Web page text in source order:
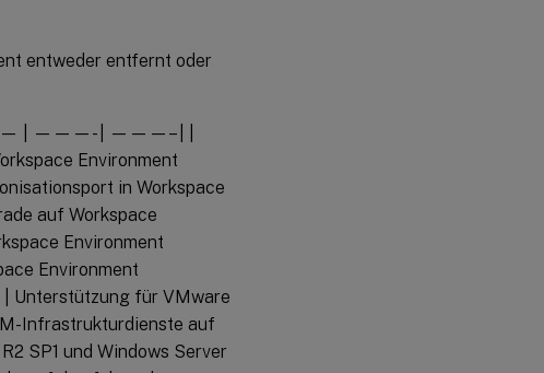
entweder entfernt oder
| ———- | ———– | |
Environment
in Workspace
auf Workspace
Environment
Environment
| Unterstützung für VMware
Infrastrukturdienste auf
SP1 und Windows Server